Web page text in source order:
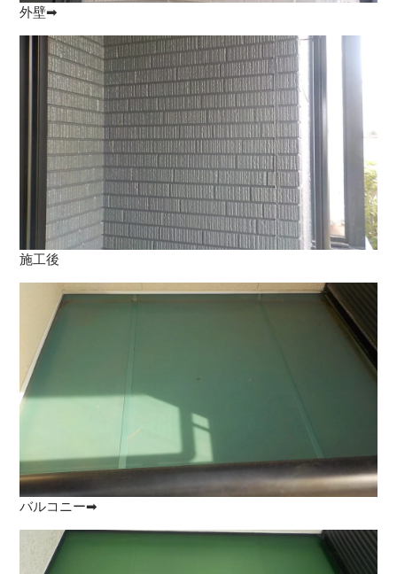
外壁➡
施工後
バルコニー➡